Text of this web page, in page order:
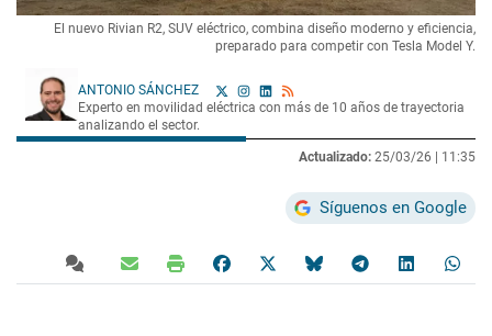
El nuevo Rivian R2, SUV eléctrico, combina diseño moderno y eficiencia,
preparado para competir con Tesla Model Y.
ANTONIO SÁNCHEZ
Experto en movilidad eléctrica con más de 10 años de trayectoria
analizando el sector.
Actualizado: 25/03/26 | 11:35
Síguenos en Google